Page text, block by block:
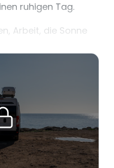
ruhigen Tag.
Arbeit, die Sonne